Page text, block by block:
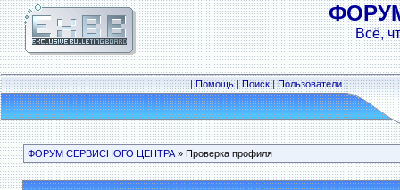
Всё,
|Помощь|Поиск|Пользователи|
ФОРУМ СЕРВИСНОГО ЦЕНТРА» Проверка профиля